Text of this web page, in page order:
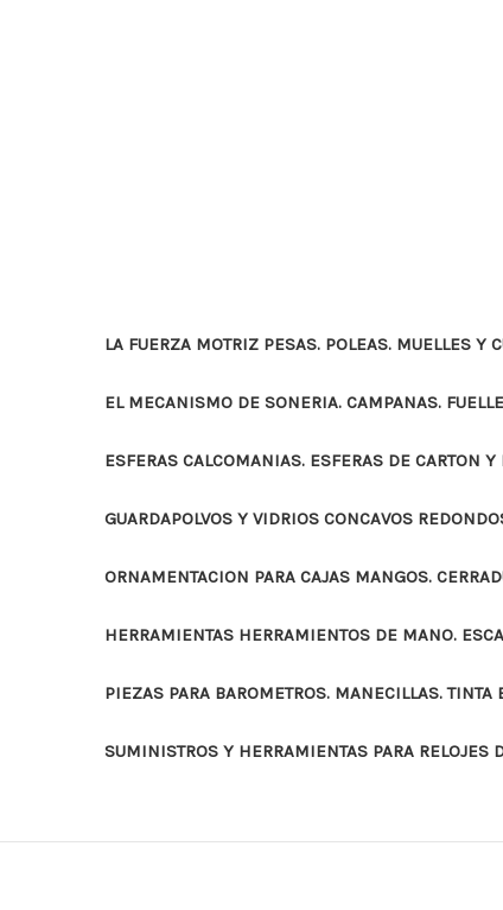
LA FUERZA MOTRIZ PESAS. POLEAS. MUELLES Y
EL MECANISMO DE SONERIA. CAMPANAS.
ESFERAS CALCOMANIAS. ESFERAS DE CARTON Y
GUARDAPOLVOS Y VIDRIOS CONCAVOS
ORNAMENTACION PARA CAJAS MANGOS.
HERRAMIENTAS HERRAMIENTOS DE MANO.
PIEZAS PARA BAROMETROS. MANECILLAS. TINTA
SUMINISTROS Y HERRAMIENTAS PARA RELOJES